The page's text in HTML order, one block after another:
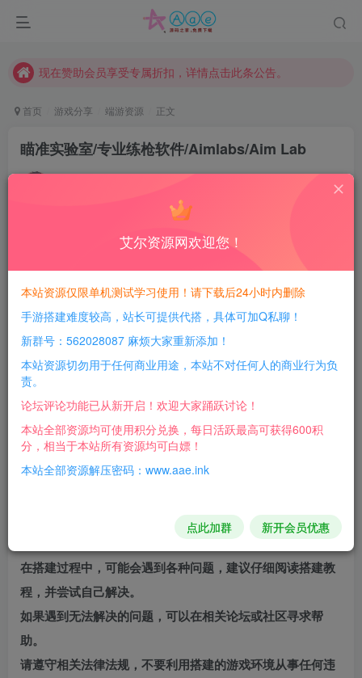
本站一律禁止以任何方式发布或转载任何违法的相关信息，访客发现请向站长举报
请勿相信任何评论区广告！以免上当受骗！
首页 游戏分享 端游资源 正文
瞄准实验室/专业练枪软件/Aimlabs/Aim Lab
关注
每日活跃最高可获得600积分！所有资源可以使用
积分免费兑换！
游戏介绍：
Aim Lab一款受上千万用户青睐的专业练枪软件，产品
适用于所有职业和非职业玩家。我们使用尖端的科技和技术
分析优化您的优势和劣势，为您建立更加有效的FPS/TPS训
练方案，并且软件全部免费！赶快加入我们的训练行列吧！
版本介绍
Build.16506787|容量15.7GB|官方简体中文|支持键盘.鼠
在搭建过程中，可能会遇到各种问题，建议仔细阅读搭建教
程，并尝试自己解决。
如果遇到无法解决的问题，可以在相关论坛或社区寻求帮
助。
请遵守相关法律法规，不要利用搭建的游戏环境从事任何违
艾尔资源网欢迎您！
本站资源仅限单机测试学习使用！请下载后24小时内删除
手游搭建难度较高，站长可提供代搭，具体可加Q私聊！
新群号：562028087 麻烦大家重新添加！
本站资源切勿用于任何商业用途，本站不对任何人的商业行为负
责。
论坛评论功能已从新开启！欢迎大家踊跃讨论！
本站全部资源均可使用积分兑换，每日活跃最高可获得600积
分，相当于本站所有资源均可白嫖！
本站全部资源解压密码：www.aae.ink
点此加群 新开会员优惠